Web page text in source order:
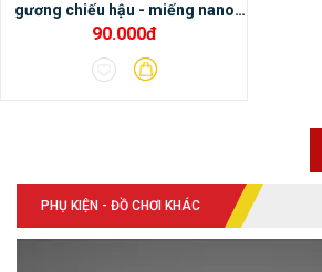
với cảm biến áp
gương chiếu hậu - miếng nano
dán gương chiếu hậu xe ô tô
90.000đ
PHỤ KIỆN - ĐỒ CHƠI KHÁC